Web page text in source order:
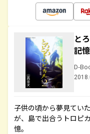
と
記
D-
子供の頃から夢見てい
が、島で出合うトロピ
憶。